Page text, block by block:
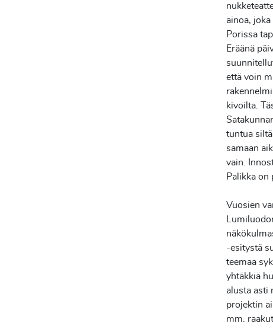
ainoa,
Porissa
Eräänä
että voin
kivoilta.
tuntua
samaan
vain.
Palikka on
Vuosien
-esitystä
teemaa
yhtäkkiä
alusta asti
projektin
mm.